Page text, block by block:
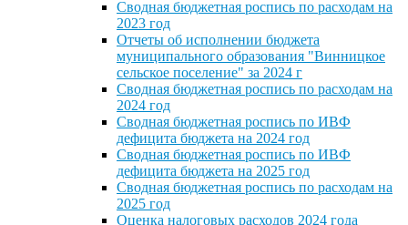
Сводная бюджетная роспись по расходам на
2023 год
Отчеты об исполнении бюджета
муниципального образования "Винницкое
сельское поселение" за 2024 г
Сводная бюджетная роспись по расходам на
2024 год
Сводная бюджетная роспись по ИВФ
дефицита бюджета на 2024 год
Сводная бюджетная роспись по ИВФ
дефицита бюджета на 2025 год
Сводная бюджетная роспись по расходам на
2025 год
Оценка налоговых расходов 2024 года